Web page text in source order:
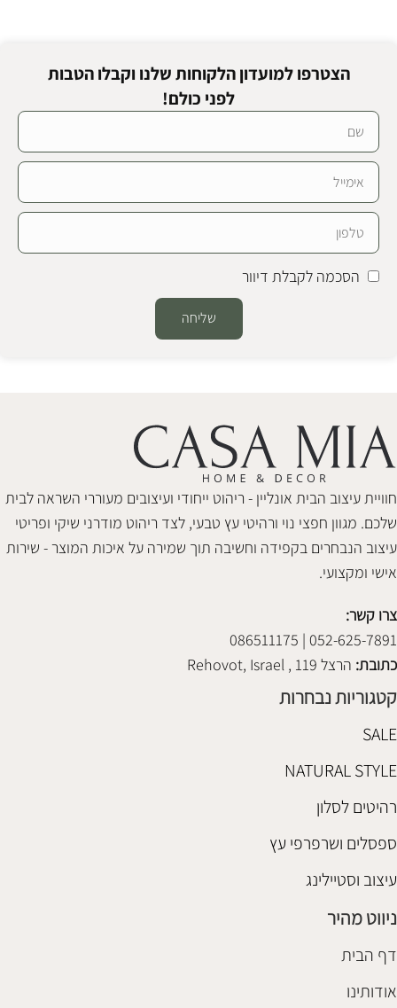
הצטרפו למועדון הלקוחות שלנו וקבלו הטבות
לפני כולם!
הסכמה לקבלת דיוור
שליחה
חוויית עיצוב הבית אונליין - ריהוט ייחודי ועיצובים מעוררי השראה לבית
שלכם. מגוון חפצי נוי ורהיטי עץ טבעי, לצד ריהוט מודרני שיקי ופריטי
עיצוב הנבחרים בקפידה וחשיבה תוך שמירה על איכות המוצר - שירות
אישי ומקצועי.
צרו קשר:
052-625-7891 | 086511175
כתובת: הרצל 119 , Rehovot, Israel
קטגוריות נבחרות
SALE
NATURAL STYLE
רהיטים לסלון
ספסלים ושרפרפי עץ
עיצוב וסטיילינג
ניווט מהיר
דף הבית
אודותינו